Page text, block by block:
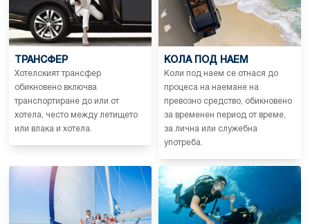
ТРАНСФЕР
Хотелският трансфер
обикновено включва
транспортиране до или от
хотела, често между летището
или влака и хотела.
КОЛА ПОД НАЕМ
Коли под наем се отнася до
процеса на наемане на
превозно средство, обикновено
за временен период от време,
за лична или служебна
употреба.